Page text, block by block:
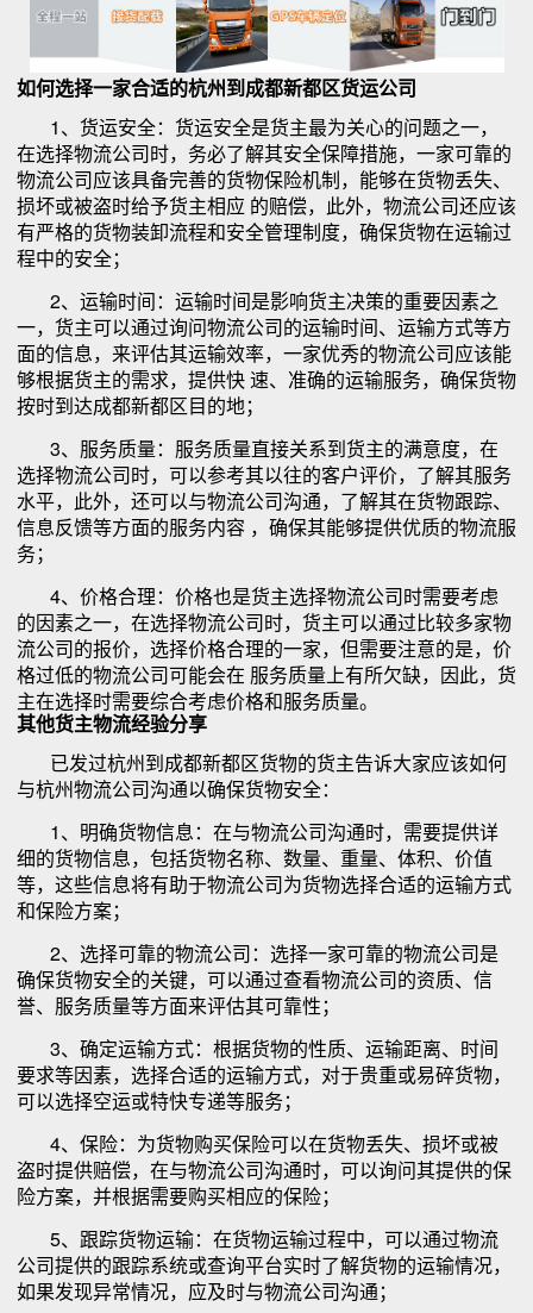
如何选择一家合适的杭州到成都新都区货运公司
1、货运安全：货运安全是货主最为关心的问题之一，
在选择物流公司时，务必了解其安全保障措施，一家可靠的
物流公司应该具备完善的货物保险机制，能够在货物丢失、
损坏或被盗时给予货主相应 的赔偿，此外，物流公司还应该
有严格的货物装卸流程和安全管理制度，确保货物在运输过
程中的安全；
2、运输时间：运输时间是影响货主决策的重要因素之
一，货主可以通过询问物流公司的运输时间、运输方式等方
面的信息，来评估其运输效率，一家优秀的物流公司应该能
够根据货主的需求，提供快 速、准确的运输服务，确保货物
按时到达成都新都区目的地；
3、服务质量：服务质量直接关系到货主的满意度，在
选择物流公司时，可以参考其以往的客户评价，了解其服务
水平，此外，还可以与物流公司沟通，了解其在货物跟踪、
信息反馈等方面的服务内容 ，确保其能够提供优质的物流服
务；
4、价格合理：价格也是货主选择物流公司时需要考虑
的因素之一，在选择物流公司时，货主可以通过比较多家物
流公司的报价，选择价格合理的一家，但需要注意的是，价
格过低的物流公司可能会在 服务质量上有所欠缺，因此，货
主在选择时需要综合考虑价格和服务质量。
其他货主物流经验分享
已发过杭州到成都新都区货物的货主告诉大家应该如何
与杭州物流公司沟通以确保货物安全：
1、明确货物信息：在与物流公司沟通时，需要提供详
细的货物信息，包括货物名称、数量、重量、体积、价值
等，这些信息将有助于物流公司为货物选择合适的运输方式
和保险方案；
2、选择可靠的物流公司：选择一家可靠的物流公司是
确保货物安全的关键，可以通过查看物流公司的资质、信
誉、服务质量等方面来评估其可靠性；
3、确定运输方式：根据货物的性质、运输距离、时间
要求等因素，选择合适的运输方式，对于贵重或易碎货物，
可以选择空运或特快专递等服务；
4、保险：为货物购买保险可以在货物丢失、损坏或被
盗时提供赔偿，在与物流公司沟通时，可以询问其提供的保
险方案，并根据需要购买相应的保险；
5、跟踪货物运输：在货物运输过程中，可以通过物流
公司提供的跟踪系统或查询平台实时了解货物的运输情况，
如果发现异常情况，应及时与物流公司沟通；